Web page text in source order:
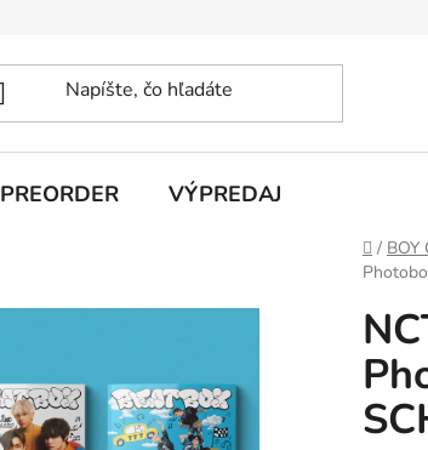
PREORDER VÝPREDAJ
Domov
/ BOY